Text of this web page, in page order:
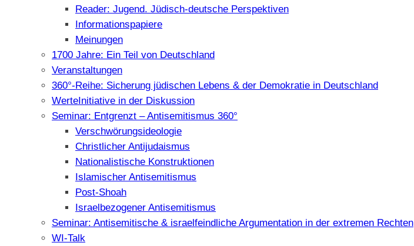
Reader: Jugend. Jüdisch-deutsche Perspektiven
Informationspapiere
Meinungen
1700 Jahre: Ein Teil von Deutschland
Veranstaltungen
360°-Reihe: Sicherung jüdischen Lebens & der Demokratie in Deutschland
WerteInitiative in der Diskussion
Seminar: Entgrenzt – Antisemitismus 360°
Verschwörungsideologie
Christlicher Antijudaismus
Nationalistische Konstruktionen
Islamischer Antisemitismus
Post-Shoah
Israelbezogener Antisemitismus
Seminar: Antisemitische & israelfeindliche Argumentation in der extremen Rechten
WI-Talk